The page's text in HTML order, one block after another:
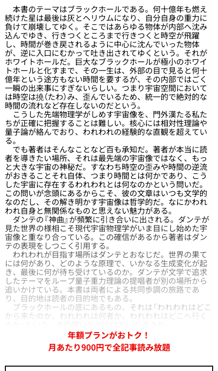
本書のテーマはブラックホールである。何十億年も燃え
続けた星は最後は灰とヘリウムになり、自分自身の重力に
負けて崩壊してゆく。そこではあらゆる物体が内部へ沈み
込んでゆき、行きつくところまで行きつくと時空が飛躍
し、時間が巻き戻されるように中心に沈んでいった物体
が、逆に入口にむかって吐き出されてゆくという。それが
ホワイトホールだ。巨大なブラックホールが極小のホワイ
トホールと化すまで、その一生は、外部の目で見ると何十
億年という途方もない時間を要するが、その内部ではごく
一瞬の出来事にすぎないらしい。つまり宇宙空間において
は時空は撓（たわ）み、歪んでいるため、統一的で絶対的な
時間の流れなど存在しないのだという。
こうした先端物理学がしめす宇宙像を、門外漢たる私た
ちが正確に把握することは難しい。核心には相対性理論や
量子論が絡んでおり、われわれの経験的な直観を超えてい
る。
でも著者はそんなことなど百も承知だ。著者が本当に読
者を導きたい場所、それは最先端の宇宙像ではなく、もっ
と大きな宇宙の神秘だ。すなわち時空の歪みや時間の逆流
がおきることそれ自体、つまり時間とは何かであり、こう
した宇宙に存在するわれわれとは何なのかという問いだ。
この問いが念頭にあるからこそ、彼の文章はいつも文学的
なのだし、その解き明かす宇宙像は哲学的だ。なにかわれ
われ自身と無関係なものと思えない魅力がある。
ダンテの『神曲』が頻繁に引き合いに出される。ダンテが
見た世界の様相こそ現代宇宙物理学がいま目にし始めた宇
宙像と重なり合っている。この確信があるから著者はダン
テの表現をしつこく引用する。
われわれが目指す場所はダンテとおなじだ。世界の果て
には何があり、どのような原理で、いかなる生成変化が起
き、最後に何が待ち受けているのか。ダンテが文学で追求
したテーマをループ量子重力理論の提唱者が別の場所から
追いかけている。本書は両者による共同歩調の旅路であ
り、目的地は読者の目的地でもある。
ブラックホールの底にあるもの、それは「われわれはどこ
から来たのか、われわれは何者か、われわれはどこへ行く
年額プランがおトク！
月あたり900円で全記事読み放題